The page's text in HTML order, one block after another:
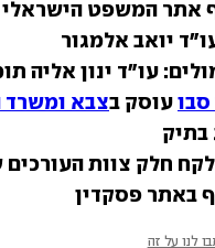
אתר המשפט הישראלי
סבו עוסק בצבא ומשרד
לנו על זה